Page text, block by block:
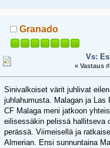
Granado
Vs:
« Vastaus
Sinivalkoiset värit juhlivat
juhlahumusta. Malagan ja
CF Malaga meni jatkoon
eilisessäkin pelissä hallitseva
perässä. Viimeisellä ja
Almerian. Ensi sunnuntaina